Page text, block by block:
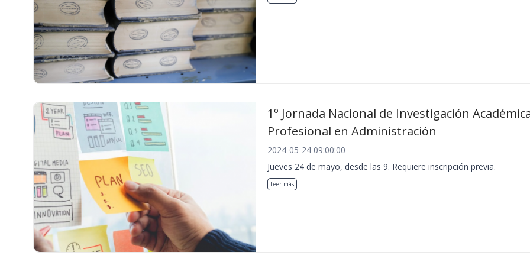
1º Jornada Nacional de Investigación
Profesional en Administración
2024-05-24 09:00:00
Jueves 24 de mayo, desde las 9. Requiere inscripción previa.
Leer más